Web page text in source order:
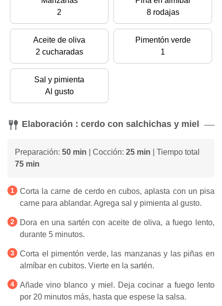
2
8 rodajas
Aceite de oliva
2 cucharadas
Pimentón verde
1
Sal y pimienta
Al gusto
Elaboración : cerdo con salchichas y miel
Preparación: 50 min | Cocción: 25 min | Tiempo total
75 min
Corta la carne de cerdo en cubos, aplasta con un pisa
carne para ablandar. Agrega sal y pimienta al gusto.
Dora en una sartén con aceite de oliva, a fuego lento,
durante 5 minutos.
Corta el pimentón verde, las manzanas y las piñas en
almíbar en cubitos. Vierte en la sartén.
Añade vino blanco y miel. Deja cocinar a fuego lento
por 20 minutos más, hasta que espese la salsa.